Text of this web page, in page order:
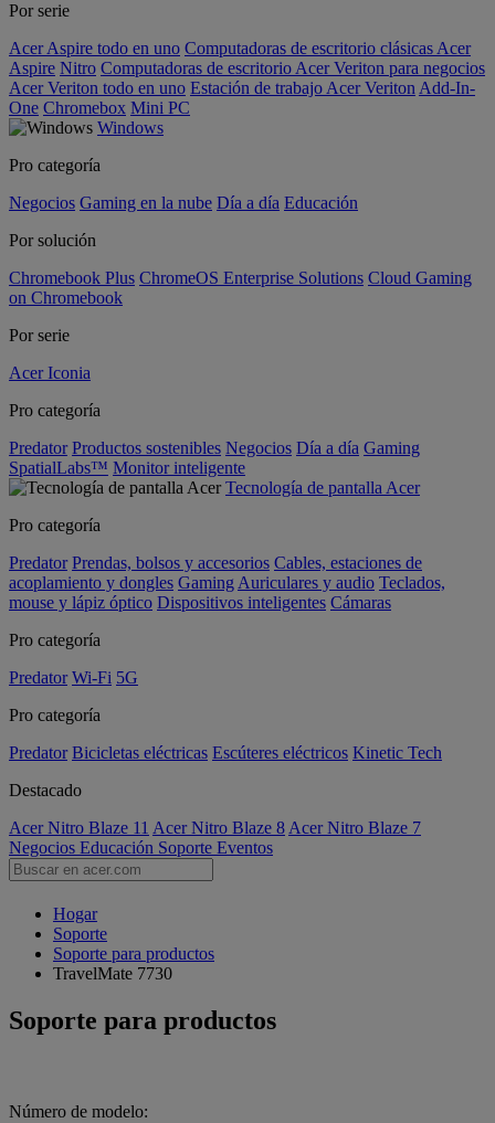
Por serie
Acer Aspire todo en uno Computadoras de escritorio clásicas Acer
Aspire Nitro Computadoras de escritorio Acer Veriton para negocios
Acer Veriton todo en uno Estación de trabajo Acer Veriton Add-In-
One Chromebox Mini PC
Windows
Pro categoría
Negocios Gaming en la nube Día a día Educación
Por solución
Chromebook Plus ChromeOS Enterprise Solutions Cloud Gaming
on Chromebook
Por serie
Acer Iconia
Pro categoría
Predator Productos sostenibles Negocios Día a día Gaming
SpatialLabs™ Monitor inteligente
Tecnología de pantalla Acer
Pro categoría
Predator Prendas, bolsos y accesorios Cables, estaciones de
acoplamiento y dongles Gaming Auriculares y audio Teclados,
mouse y lápiz óptico Dispositivos inteligentes Cámaras
Pro categoría
Predator Wi-Fi 5G
Pro categoría
Predator Bicicletas eléctricas Escúteres eléctricos Kinetic Tech
Destacado
Acer Nitro Blaze 11 Acer Nitro Blaze 8 Acer Nitro Blaze 7
Negocios Educación Soporte Eventos
Hogar
Soporte
Soporte para productos
TravelMate 7730
Soporte para productos
Número de modelo: